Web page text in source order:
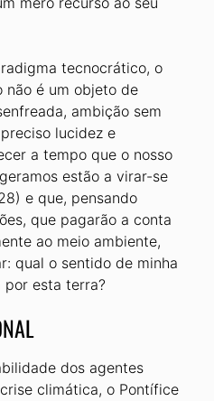
tecnocrático, o
não é um objeto de
ambição sem
lucidez e
a tempo que o nosso
estão a virar-se
e que, pensando
que pagarão a conta
ao meio ambiente,
qual o sentido de minha
por esta terra?
dos agentes
climática, o Pontífice